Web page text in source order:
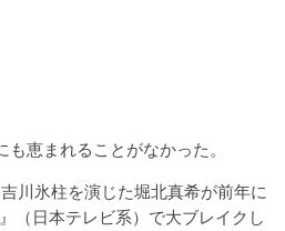
恵まれることがなかった。
川氷柱を演じた堀北真希が前年に
（日本テレビ系）で大ブレイクし